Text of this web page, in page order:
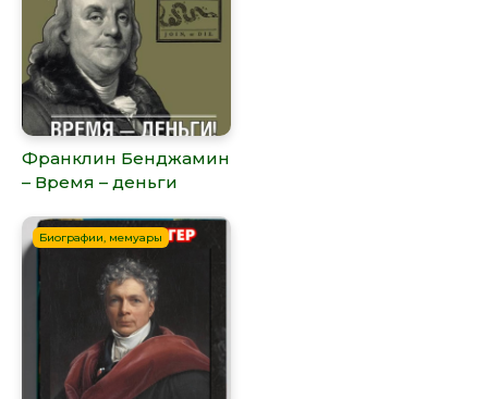
Франклин Бенджамин
– Время – деньги
Биографии, мемуары